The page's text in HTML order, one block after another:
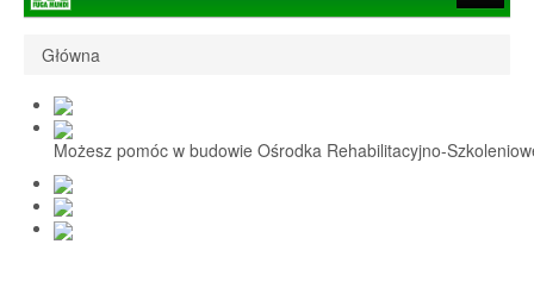
1,5% i darowizny
Nasi Beneficjenci
Ośrodek Reh-Szkol
Sprawozdania
Główna
Możesz pomóc w budowie Ośrodka Rehabilitacyjno-